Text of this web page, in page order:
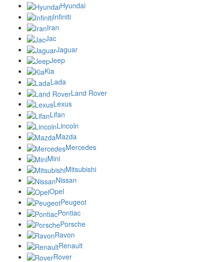
Hyundai
Infiniti
Iran
Jac
Jaguar
Jeep
Kia
Lada
Land Rover
Lexus
Lifan
Lincoln
Mazda
Mercedes
Mini
Mitsubishi
Nissan
Opel
Peugeot
Pontiac
Porsche
Ravon
Renault
Rover